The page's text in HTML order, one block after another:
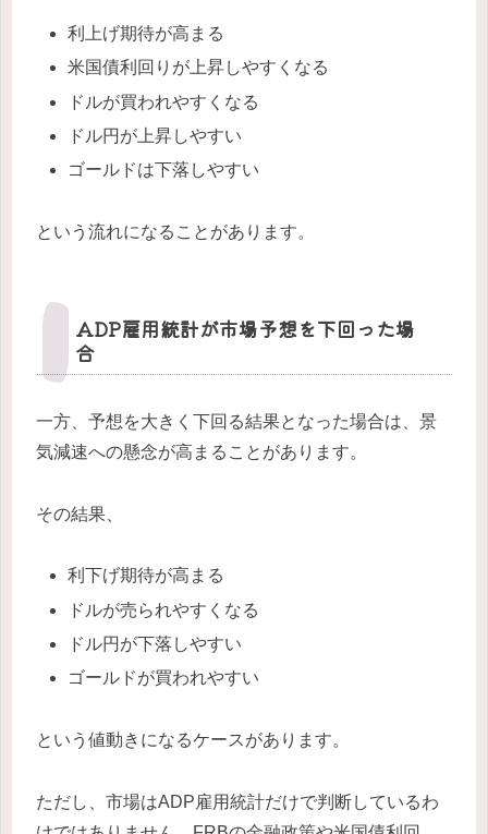
利上げ期待が高まる
米国債利回りが上昇しやすくなる
ドルが買われやすくなる
ドル円が上昇しやすい
ゴールドは下落しやすい
という流れになることがあります。
ADP雇用統計が市場予想を下回った場
合
一方、予想を大きく下回る結果となった場合は、景
気減速への懸念が高まることがあります。
その結果、
利下げ期待が高まる
ドルが売られやすくなる
ドル円が下落しやすい
ゴールドが買われやすい
という値動きになるケースがあります。
ただし、市場はADP雇用統計だけで判断しているわ